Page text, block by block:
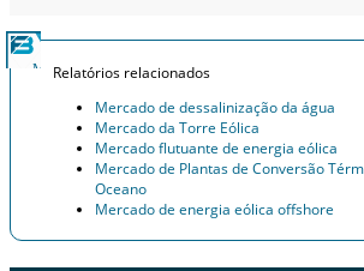
Relatórios relacionados
Mercado de dessalinização da água
Mercado da Torre Eólica
Mercado flutuante de energia eólica
Mercado de Plantas de Conversão
Oceano
Mercado de energia eólica offshore